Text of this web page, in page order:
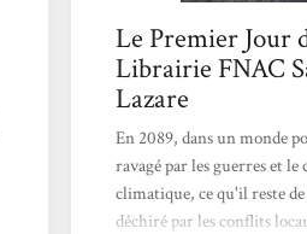
Le Premier Jour
Librairie FNAC
Lazare
En 2089, dans un monde
ravagé par les guerres et le
climatique, ce qu'il reste
déchiré par les conflits